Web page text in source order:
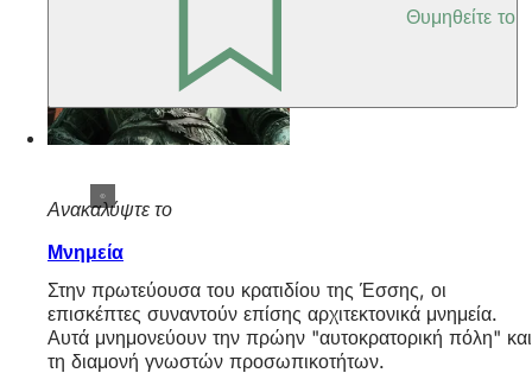
Θυμηθείτε το
Ανακαλύψτε το
Μνημεία
Στην πρωτεύουσα του κρατιδίου της Έσσης, οι
επισκέπτες συναντούν επίσης αρχιτεκτονικά μνημεία.
Αυτά μνημονεύουν την πρώην "αυτοκρατορική πόλη" και
τη διαμονή γνωστών προσωπικοτήτων.